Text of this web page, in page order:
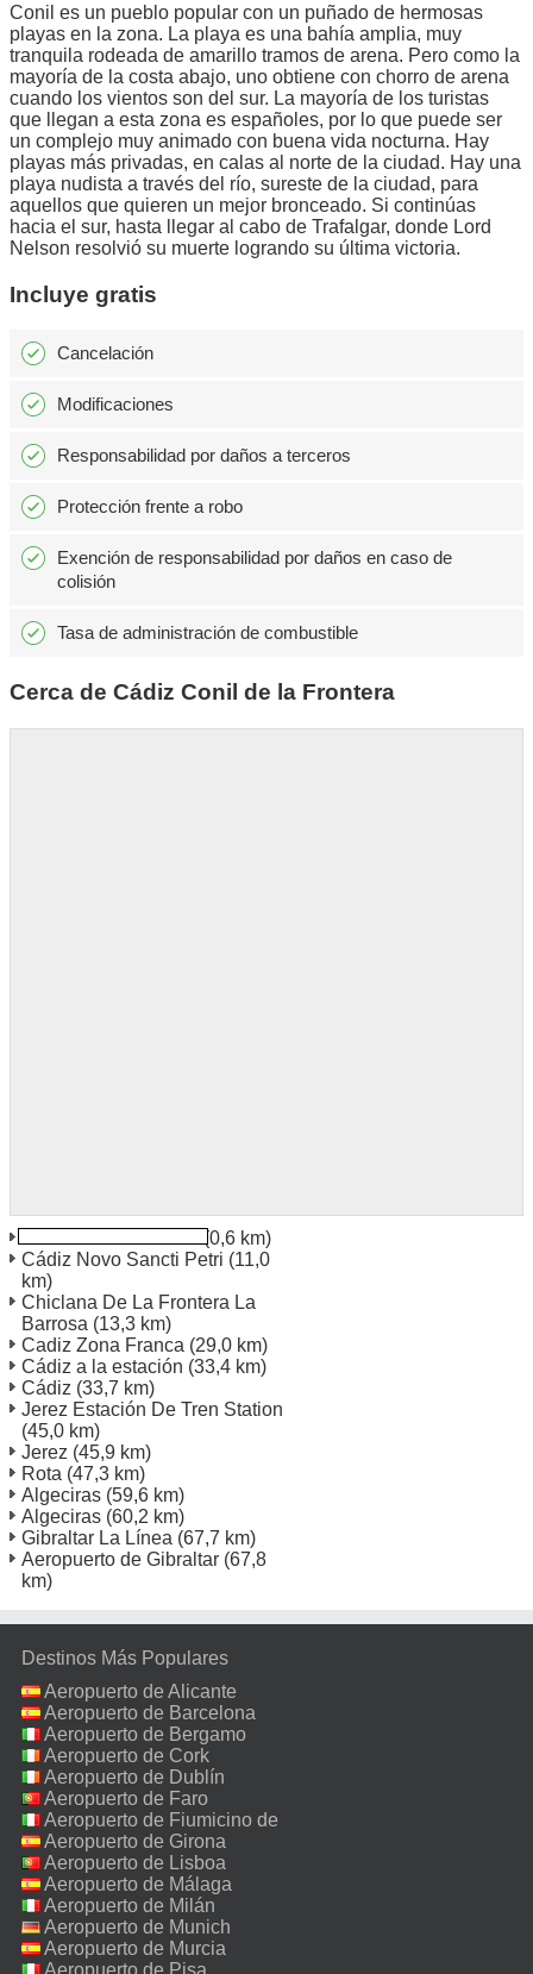
Conil es un pueblo popular con un puñado de hermosas
playas en la zona. La playa es una bahía amplia, muy
tranquila rodeada de amarillo tramos de arena. Pero como la
mayoría de la costa abajo, uno obtiene con chorro de arena
cuando los vientos son del sur. La mayoría de los turistas
que llegan a esta zona es españoles, por lo que puede ser
un complejo muy animado con buena vida nocturna. Hay
playas más privadas, en calas al norte de la ciudad. Hay una
playa nudista a través del río, sureste de la ciudad, para
aquellos que quieren un mejor bronceado. Si continúas
hacia el sur, hasta llegar al cabo de Trafalgar, donde Lord
Nelson resolvió su muerte logrando su última victoria.
Incluye gratis
Cancelación
Modificaciones
Responsabilidad por daños a terceros
Protección frente a robo
Exención de responsabilidad por daños en caso de
colisión
Tasa de administración de combustible
Cerca de Cádiz Conil de la Frontera
(0,6 km)
Cádiz Novo Sancti Petri (11,0
km)
Chiclana De La Frontera La
Barrosa (13,3 km)
Cadiz Zona Franca (29,0 km)
Cádiz a la estación (33,4 km)
Cádiz (33,7 km)
Jerez Estación De Tren Station
(45,0 km)
Jerez (45,9 km)
Rota (47,3 km)
Algeciras (59,6 km)
Algeciras (60,2 km)
Gibraltar La Línea (67,7 km)
Aeropuerto de Gibraltar (67,8
km)
Destinos Más Populares
Aeropuerto de Alicante
Aeropuerto de Barcelona
Aeropuerto de Bergamo
Aeropuerto de Cork
Aeropuerto de Dublín
Aeropuerto de Faro
Aeropuerto de Fiumicino de
Roma
Aeropuerto de Girona
Aeropuerto de Lisboa
Aeropuerto de Málaga
Aeropuerto de Milán
Malpensa
Aeropuerto de Munich
Aeropuerto de Murcia
Aeropuerto de Pisa